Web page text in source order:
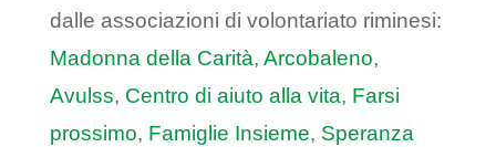
dalle associazioni di volontariato riminesi:
Madonna della Carità, Arcobaleno,
Avulss, Centro di aiuto alla vita, Farsi
prossimo, Famiglie Insieme, Speranza